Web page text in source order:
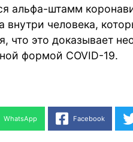
альфа-штамм
внутри человека,
что это доказывает
формой COVID-19.
WhatsApp Facebook